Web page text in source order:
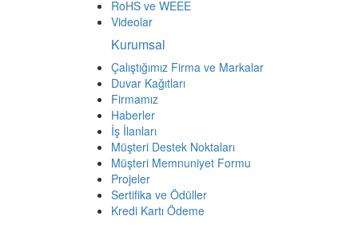
Ürünler
Bilgisayar Yan Ürünleri
Elektrik Malzemeleri
Elektronik Malzeme
Kamera Sistemleri
Network
Banner
Kalitesiz Taklit Ürünlere Dikkat